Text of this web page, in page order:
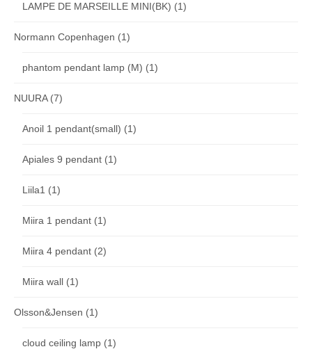
LAMPE DE MARSEILLE MINI(BK) (1)
Normann Copenhagen (1)
phantom pendant lamp (M) (1)
NUURA(7)
Anoil 1 pendant(small) (1)
Apiales 9 pendant (1)
Liila1 (1)
Miira 1 pendant (1)
Miira 4 pendant (2)
Miira wall (1)
Olsson&Jensen (1)
cloud ceiling lamp (1)